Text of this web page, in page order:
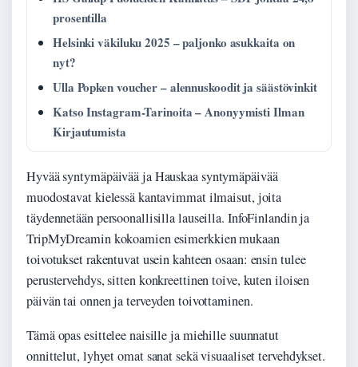
prosentilla
Helsinki väkiluku 2025 – paljonko asukkaita on
nyt?
Ulla Popken voucher – alennuskoodit ja säästövinkit
Katso Instagram-Tarinoita – Anonyymisti Ilman
Kirjautumista
Hyvää syntymäpäivää ja Hauskaa syntymäpäivää
muodostavat kielessä kantavimmat ilmaisut, joita
täydennetään persoonallisilla lauseilla. InfoFinlandin ja
TripMyDreamin kokoamien esimerkkien mukaan
toivotukset rakentuvat usein kahteen osaan: ensin tulee
perustervehdys, sitten konkreettinen toive, kuten iloisen
päivän tai onnen ja terveyden toivottaminen.
Tämä opas esittelee naisille ja miehille suunnatut
onnittelut, lyhyet omat sanat sekä visuaaliset tervehdykset.